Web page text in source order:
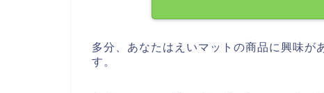
多分、あなたはえいマットの商品に興味が
す。